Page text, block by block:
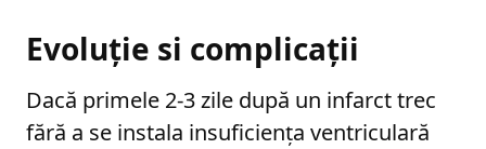
Evoluție si complicații
Dacă primele 2-3 zile după un infarct trec
fără a se instala insuficienţa ventriculară